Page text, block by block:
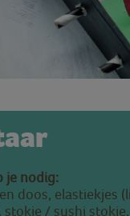
je nodig:
doos, elastiekjes
stokje / sushi